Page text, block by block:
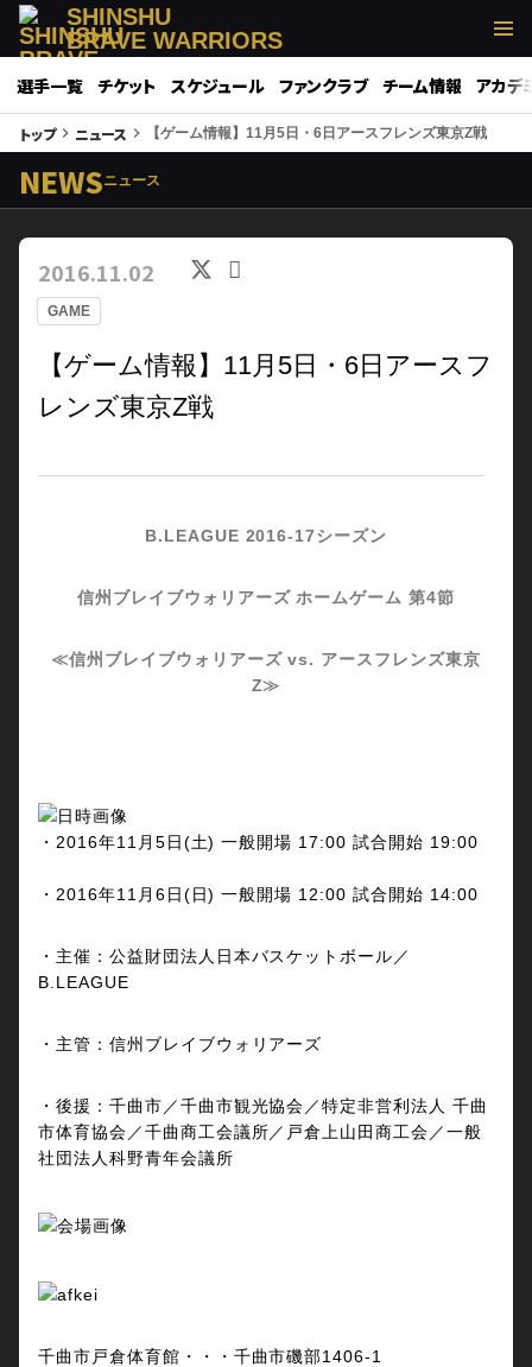
SHINSHU
BRAVE WARRIORS
選手一覧 チケット スケジュール ファンクラブ チーム情報 アカデ
トップkeyboard_arrow_right ニュース keyboard_arrow_right 【ゲーム情報】11月5日・6日アースフレンズ東京Z戦
NEWSニュース
GAME
2016.11.02
【ゲーム情報】11月5日・6日アースフ
レンズ東京Z戦
B.LEAGUE 2016-17シーズン
信州ブレイブウォリアーズ ホームゲーム 第4節
≪信州ブレイブウォリアーズ vs. アースフレンズ東京
Z≫
・2016年11月5日(土) 一般開場 17:00 試合開始 19:00
・2016年11月6日(日) 一般開場 12:00 試合開始 14:00
・主催：公益財団法人日本バスケットボール／
B.LEAGUE
・主管：信州ブレイブウォリアーズ
・後援：千曲市／千曲市観光協会／特定非営利法人 千曲
市体育協会／千曲商工会議所／戸倉上山田商工会／一般
社団法人科野青年会議所
千曲市戸倉体育館・・・千曲市磯部1406-1